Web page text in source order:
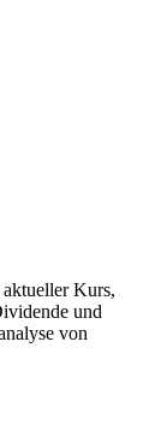
Kurs,
und
von